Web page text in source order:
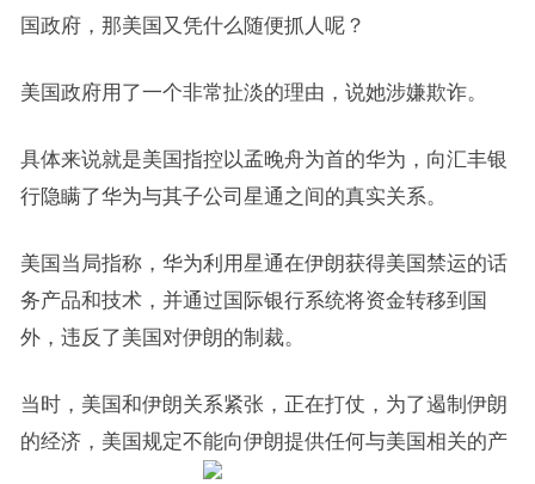
国政府，那美国又凭什么随便抓人呢？
美国政府用了一个非常扯淡的理由，说她涉嫌欺诈。
具体来说就是美国指控以孟晚舟为首的华为，向汇丰银
行隐瞒了华为与其子公司星通之间的真实关系。
美国当局指称，华为利用星通在伊朗获得美国禁运的话
务产品和技术，并通过国际银行系统将资金转移到国
外，违反了美国对伊朗的制裁。
当时，美国和伊朗关系紧张，正在打仗，为了遏制伊朗
的经济，美国规定不能向伊朗提供任何与美国相关的产